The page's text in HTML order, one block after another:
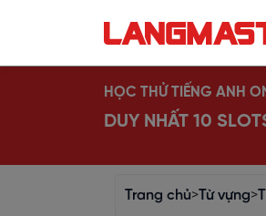
HỌC THỬ TIẾNG ANH
DUY NHẤT 10
Trang chủ>Từ vựng>